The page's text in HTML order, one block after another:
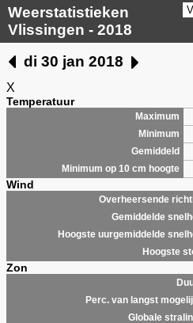
Weerstatistieken
Vlissingen - 2018
di 30 jan 2018
X
Temperatuur
Maximum
Minimum
Gemiddeld
Minimum op 10 cm hoogte
Wind
Overheersende
Gemiddelde
Hoogste uurgemiddelde
Hoogste
Zon
Perc. van langst
Globale